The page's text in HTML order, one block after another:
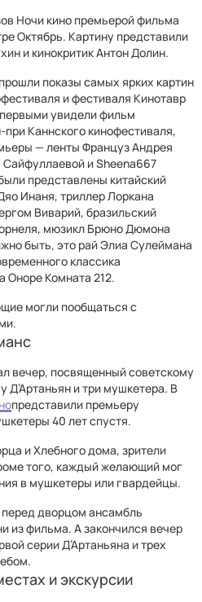
Ночи кино премьерой фильма
Октябрь. Картину представили
и кинокритик Антон Долин.
показы самых ярких картин
и фестиваля Кинотавр
увидели фильм
Каннского кинофестиваля,
— ленты Француз Андрея
и Sheena667
представлены китайский
Инаня, триллер Лоркана
Виварий, бразильский
мюзикл Брюно Дюмона
быть, это рай Элиа Сулеймана
классика
Оноре Комната 212.
могли пообщаться с
вечер, посвященный советскому
и три мушкетера. В
представили премьеру
40 лет спустя.
и Хлебного дома, зрители
того, каждый желающий мог
в мушкетеры или гвардейцы.
дворцом ансамбль
из фильма. А закончился вечер
серии Д’Артаньяна и трех
и экскурсии